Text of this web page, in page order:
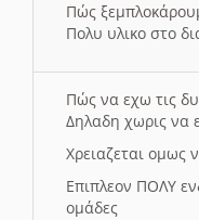
Πώς
Πολυ υλικο στο
Πώς να εχω τις
Δηλαδη χωρις να
Χρειαζεται ομως
Επιπλεον ΠΟΛΥ
ομάδες